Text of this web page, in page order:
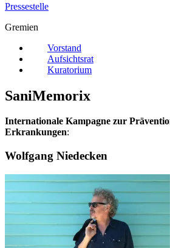
Pressestelle
Gremien
Vorstand
Aufsichtsrat
Kuratorium
SaniMemorix
Internationale Kampagne zur
Erkrankungen:
Wolfgang Niedecken